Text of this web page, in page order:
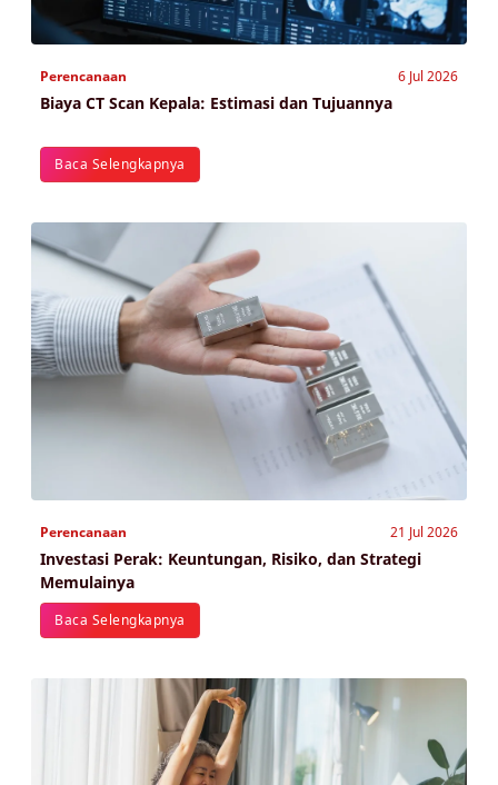
Perencanaan 6 Jul 2026
Biaya CT Scan Kepala: Estimasi dan Tujuannya
Baca Selengkapnya
Perencanaan 21 Jul 2026
Investasi Perak: Keuntungan, Risiko, dan Strategi
Memulainya
Baca Selengkapnya